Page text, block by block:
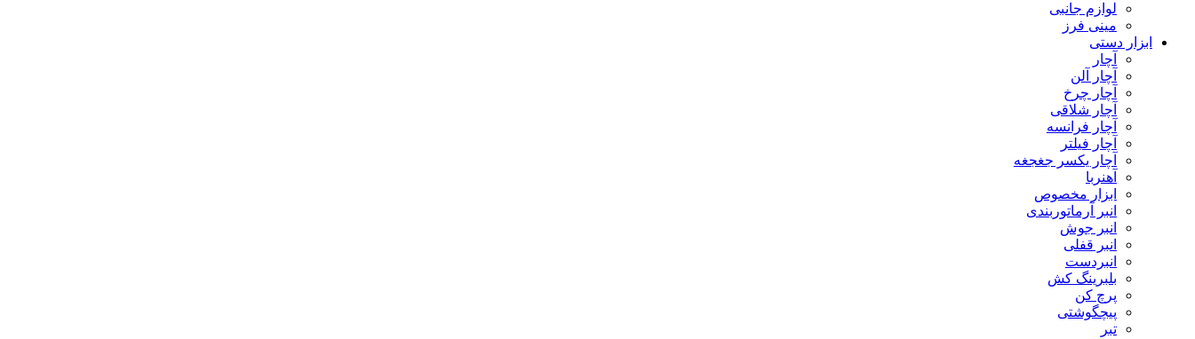
لوازم جانبی
مینی فرز
ابزار دستی
آچار
آچار آلن
آچار چرخ
آچار شلاقی
آچار فرانسه
آچار فیلتر
آچار یکسر جغجغه
آهنربا
ابزار مخصوص
انبر آرماتوربندی
انبر جوش
انبر قفلی
انبردست
بلبرینگ کش
پرچ کن
پیچگوشتی
تبر